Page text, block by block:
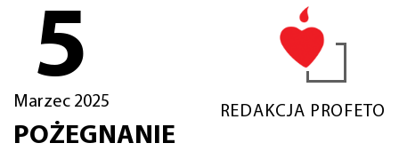
5
Marzec 2025
REDAKCJA PROFETO
POŻEGNANIE